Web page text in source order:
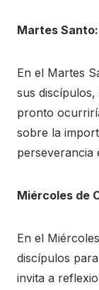
Martes Santo:
En el Martes
sus
pronto
sobre la
perseverancia
Miércoles de
En el
discípulos
invita a